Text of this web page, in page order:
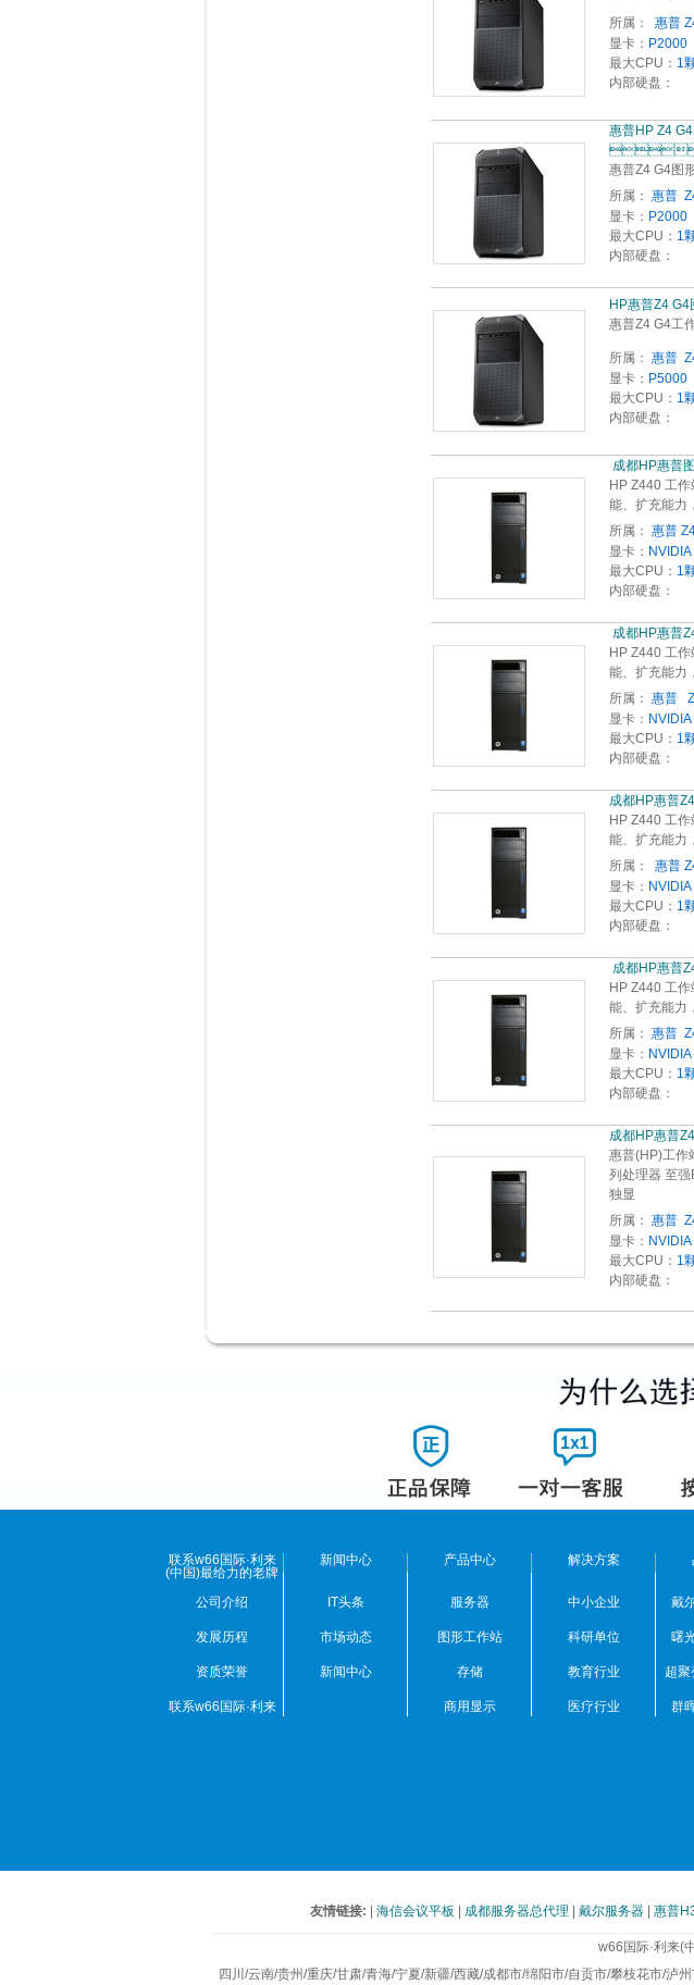
所属： 
显卡： P2000
最大CPU： 1
内部硬盘：
惠普HP Z4
惠普Z4 G4图
所属： 惠普
显卡： P2000
最大CPU： 1
内部硬盘：
HP惠普Z4
惠普Z4 G4工
所属： 惠普
显卡： P5000
最大CPU： 1
内部硬盘：
 成都
HP Z440 工
能、扩充能力
所属： 惠普
显卡：
最大CPU： 1
内部硬盘：
 成都
HP Z440 工
能、扩充能力
所属： 惠普 
显卡：
最大CPU： 1
内部硬盘：
成都HP惠普
HP Z440 工
能、扩充能力
所属：
 惠
显卡：
最大CPU： 1
内部硬盘：
 成都
HP Z440 工
能、扩充能力
所属： 惠普
显卡：
最大CPU： 1
内部硬盘：
成都HP惠普
惠普(HP)工作
列处理器 至
独显
所属： 惠普
显卡：
最大CPU： 1
内部硬盘：
联系w66国际·利来
(中国)最给力的老牌
公司介绍
发展历程
资质荣誉
联系w66国际·利来
新闻中心
IT头条
市场动态
新闻中心
产品中心
服务器
图形工作站
存储
商用显示
解决方案
中小企业
科研单位
教育行业
医疗行业
戴
曙
超聚
群
友情链接: 海信会议平板 成都服务器总代理 戴尔服务器 惠普
w66国际·利来(
四川/云南/贵州/重庆/甘肃/青海/宁夏/新疆/西藏/成都市/绵阳市/自贡市/攀枝花市/泸州